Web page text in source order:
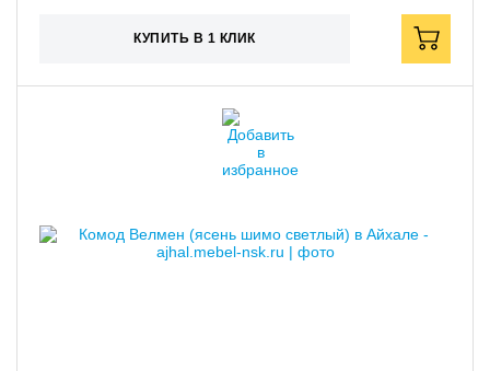
КУПИТЬ В 1 КЛИК